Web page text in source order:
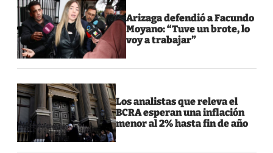
Arizaga defendió a Facundo
Moyano: “Tuve un brote, lo
voy a trabajar”
Los analistas que releva el
BCRA esperan una inflación
menor al 2% hasta fin de año